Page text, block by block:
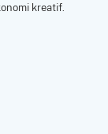
kreatif.